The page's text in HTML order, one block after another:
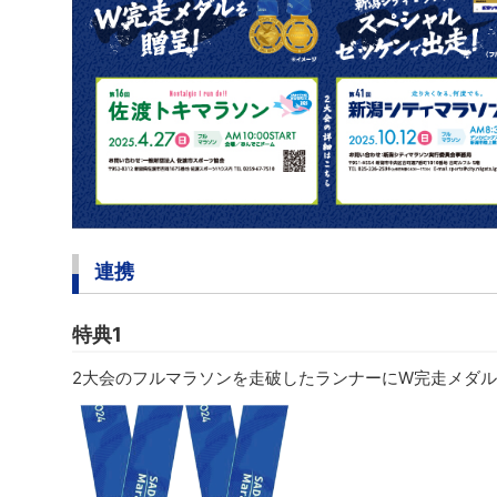
連携
特典1
2大会のフルマラソンを走破したランナーにW完走メダ